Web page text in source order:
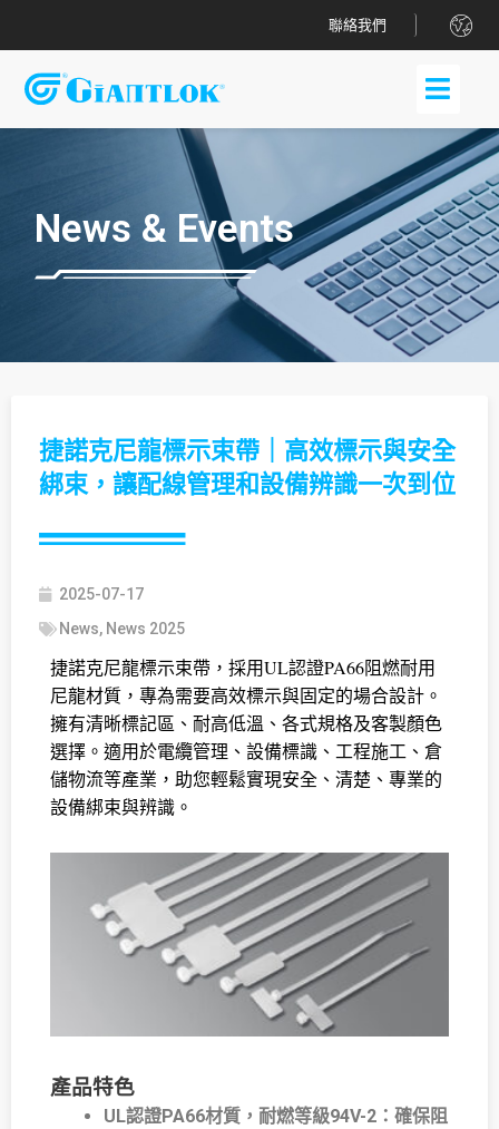
聯絡我們 .
News & Events
捷諾克尼龍標示束帶｜高效標示與安全
綁束，讓配線管理和設備辨識一次到位
2025-07-17
News, News 2025
捷諾克尼龍標示束帶，採用UL認證PA66阻燃耐用
尼龍材質 ，專為需要高效標示與固定的場合設計。
擁有清晰標記區、耐高低溫、各式規格及客製顏色
選擇。適用於電纜管理、設備標識、工程施工、倉
儲物流等產業，助您輕鬆實現安全、清楚、專業的
設備綁束與辨識 。
產品特色
UL認證PA66材質，耐燃等級94V-2：確保阻